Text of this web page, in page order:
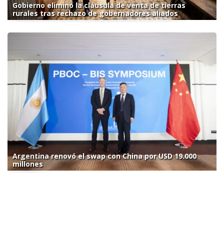
Gobierno eliminó la cláusula de venta de tierras
rurales tras rechazo de gobernadores aliados
Argentina renovó el swap con China por USD 19.000
millones